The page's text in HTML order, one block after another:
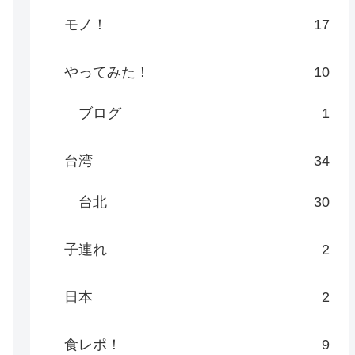
モノ！ 17
やってみた！ 10
ブログ 1
台湾 34
台北 30
子連れ 2
日本 2
食レポ！ 9